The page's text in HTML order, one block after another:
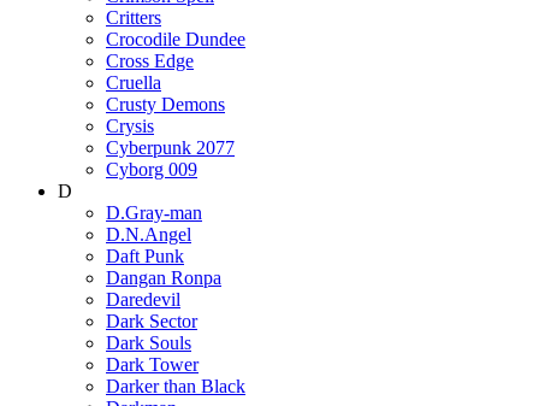
Critters
Crocodile Dundee
Cross Edge
Cruella
Crusty Demons
Crysis
Cyberpunk 2077
Cyborg 009
D
D.Gray-man
D.N.Angel
Daft Punk
Dangan Ronpa
Daredevil
Dark Sector
Dark Souls
Dark Tower
Darker than Black